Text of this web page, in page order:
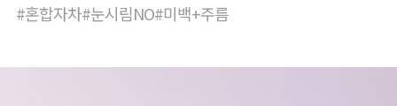
#혼합자차#눈시림NO#미백+주름